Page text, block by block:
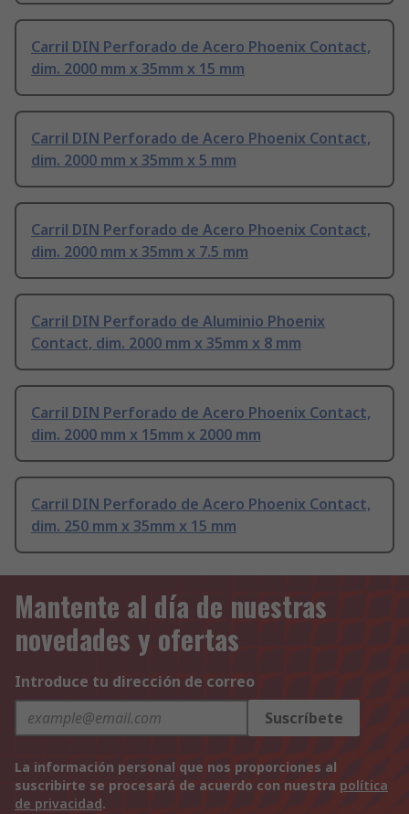
Carril DIN Perforado de Acero Phoenix Contact,
dim. 2000 mm x 35mm x 15 mm
Carril DIN Perforado de Acero Phoenix Contact,
dim. 2000 mm x 35mm x 5 mm
Carril DIN Perforado de Acero Phoenix Contact,
dim. 2000 mm x 35mm x 7.5 mm
Carril DIN Perforado de Aluminio Phoenix
Contact, dim. 2000 mm x 35mm x 8 mm
Carril DIN Perforado de Acero Phoenix Contact,
dim. 2000 mm x 15mm x 2000 mm
Carril DIN Perforado de Acero Phoenix Contact,
dim. 250 mm x 35mm x 15 mm
Mantente al día de nuestras
novedades y ofertas
Introduce tu dirección de correo
Suscríbete
La información personal que nos proporciones al
suscribirte se procesará de acuerdo con nuestra política
de privacidad.